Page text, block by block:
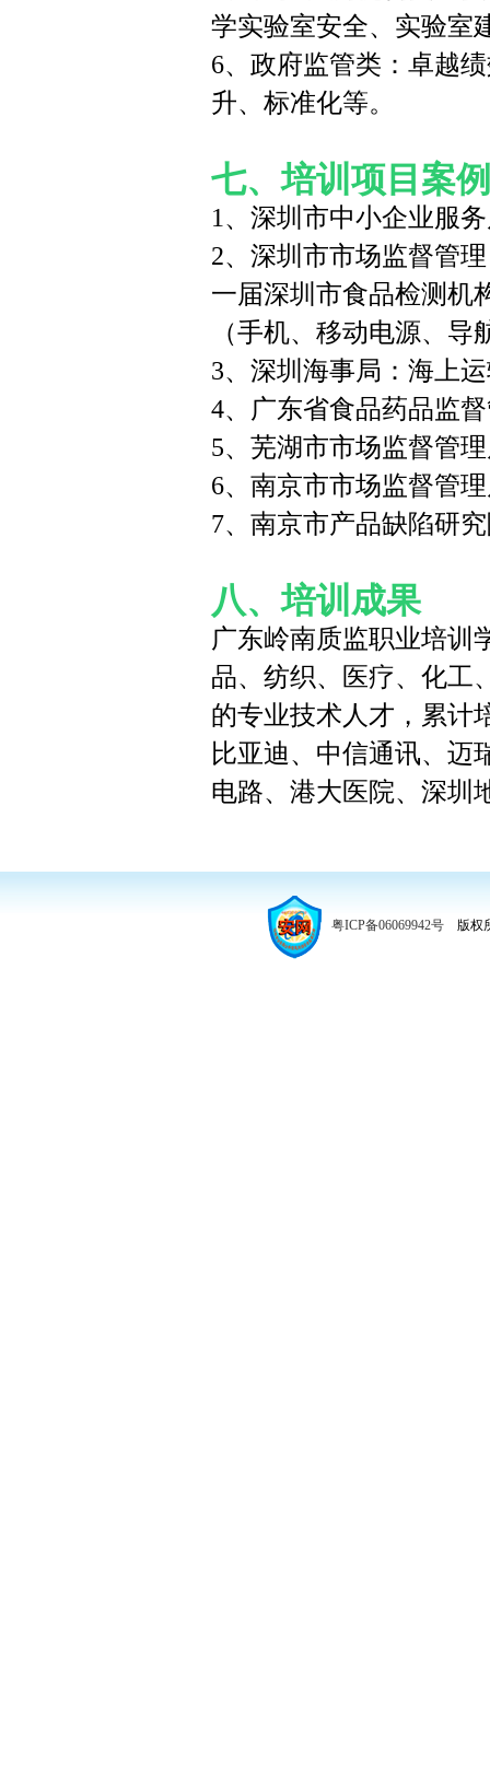
学实验室安全、实验室
6、政府监管类：卓越
升、标准化等。
七、培训项目案例
1、深圳市中小企业服
2、深圳市市场监督管
一届深圳市食品检测机
（手机、移动电源、
3、深圳海事局：海上
4、广东省食品药品监
5、芜湖市市场监督管
6、南京市市场监督管
7、南京市产品缺陷研
八、培训成果
广东岭南质监职业培训
品、纺织、医疗、化工
的专业技术人才，累计
比亚迪、中信通讯、迈
电路、港大医院、深圳
粤ICP备06069942号 版权